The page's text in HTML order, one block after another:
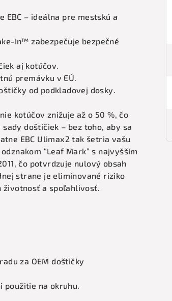
EBC – ideálna pre mestskú a
In™ zabezpečuje bezpečné
aj kotúčov.
premávku v EÚ.
od podkladovej dosky.
kotúčov znižuje až o 50 %, čo
doštičiek – bez toho, aby sa
EBC Ulimax2 tak šetria vašu
“Leaf Mark” s najvyšším
čo potvrdzuje nulový obsah
strane je eliminované riziko
životnosť a spoľahlivosť.
za OEM doštičky
použitie na okruhu.